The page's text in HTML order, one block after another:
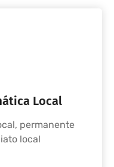
Local
permanente
local